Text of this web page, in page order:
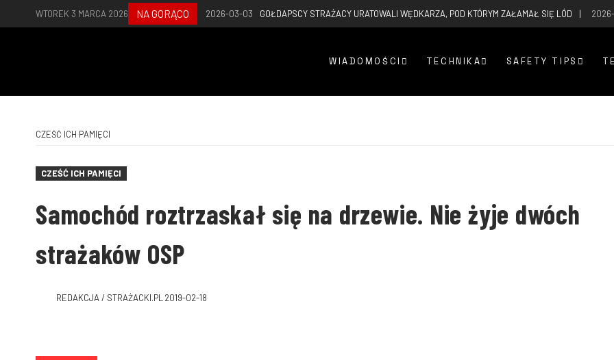
WTOREK 3 MARCA 2026 NA GORĄCO 2026-03-03 GOŁDAPSCY STRAŻACY URATOWALI WĘDKARZA, POD KTÓRYM ZAŁAMAŁ SIĘ LÓD
WIADOMOŚCI TECHNIKA SAFETY TIPS
CZEŚĆ ICH PAMIĘCI
CZEŚĆ ICH PAMIĘCI
Samochód roztrzaskał się na drzewie. Nie żyje dwóch
strażaków OSP
REDAKCJA / STRAŻACKI.PL 2019-02-18